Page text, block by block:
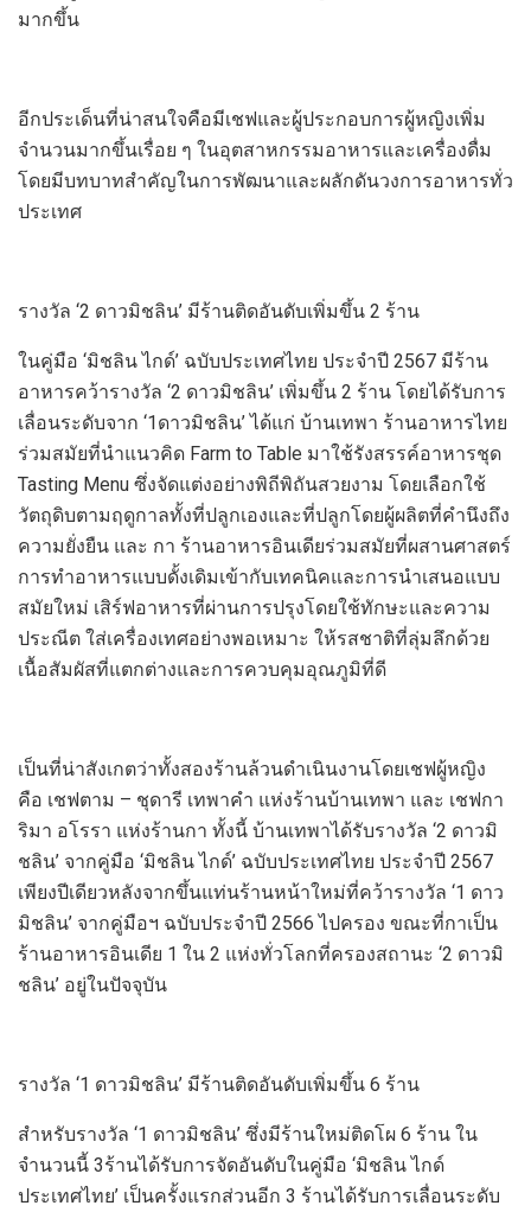
มากขึ้น
อีกประเด็นที่น่าสนใจคือมีเชฟและผู้ประกอบการผู้หญิงเพิ่ม
จำนวนมากขึ้นเรื่อย ๆ ในอุตสาหกรรมอาหารและเครื่องดื่ม
โดยมีบทบาทสำคัญในการพัฒนาและผลักดันวงการอาหารทั่ว
ประเทศ
รางวัล ‘2 ดาวมิชลิน’ มีร้านติดอันดับเพิ่มขึ้น 2 ร้าน
ในคู่มือ ‘มิชลิน ไกด์’ ฉบับประเทศไทย ประจำปี 2567 มีร้าน
อาหารคว้ารางวัล ‘2 ดาวมิชลิน’ เพิ่มขึ้น 2 ร้าน โดยได้รับการ
เลื่อนระดับจาก ‘1ดาวมิชลิน’ ได้แก่ บ้านเทพา ร้านอาหารไทย
ร่วมสมัยที่นำแนวคิด Farm to Table มาใช้รังสรรค์อาหารชุด
Tasting Menu ซึ่งจัดแต่งอย่างพิถีพิถันสวยงาม โดยเลือกใช้
วัตถุดิบตามฤดูกาลทั้งที่ปลูกเองและที่ปลูกโดยผู้ผลิตที่คำนึงถึง
ความยั่งยืน และ กา ร้านอาหารอินเดียร่วมสมัยที่ผสานศาสตร์
การทำอาหารแบบดั้งเดิมเข้ากับเทคนิคและการนำเสนอแบบ
สมัยใหม่ เสิร์ฟอาหารที่ผ่านการปรุงโดยใช้ทักษะและความ
ประณีต ใส่เครื่องเทศอย่างพอเหมาะ ให้รสชาติที่ลุ่มลึกด้วย
เนื้อสัมผัสที่แตกต่างและการควบคุมอุณภูมิที่ดี
เป็นที่น่าสังเกตว่าทั้งสองร้านล้วนดำเนินงานโดยเชฟผู้หญิง
คือ เชฟตาม – ชุดารี เทพาคำ แห่งร้านบ้านเทพา และ เชฟกา
ริมา อโรรา แห่งร้านกา ทั้งนี้ บ้านเทพาได้รับรางวัล ‘2 ดาวมิ
ชลิน’ จากคู่มือ ‘มิชลิน ไกด์’ ฉบับประเทศไทย ประจำปี 2567
เพียงปีเดียวหลังจากขึ้นแท่นร้านหน้าใหม่ที่คว้ารางวัล ‘1 ดาว
มิชลิน’ จากคู่มือฯ ฉบับประจำปี 2566ไปครอง ขณะที่กาเป็น
ร้านอาหารอินเดีย 1 ใน 2 แห่งทั่วโลกที่ครองสถานะ ‘2 ดาวมิ
ชลิน’ อยู่ในปัจจุบัน
รางวัล ‘1 ดาวมิชลิน’ มีร้านติดอันดับเพิ่มขึ้น 6 ร้าน
สำหรับรางวัล ‘1 ดาวมิชลิน’ ซึ่งมีร้านใหม่ติดโผ 6 ร้าน ใน
จำนวนนี้ 3ร้านได้รับการจัดอันดับในคู่มือ ‘มิชลิน ไกด์
ประเทศไทย’ เป็นครั้งแรกส่วนอีก 3 ร้านได้รับการเลื่อนระดับ